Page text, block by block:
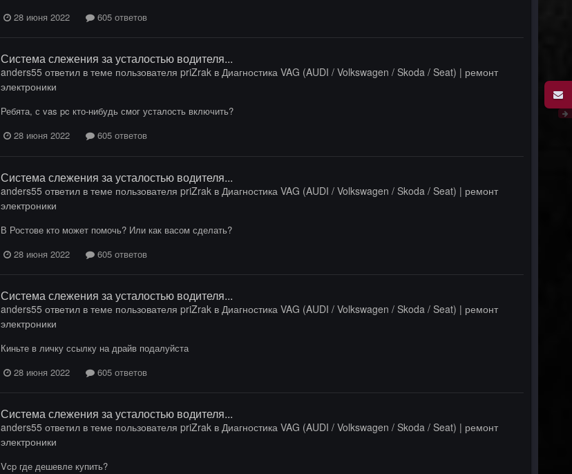
28 июня 2022
605 ответов
Система слежения за усталостью водителя...
anders55 ответил в теме пользователя priZrakв Диагностика VAG (AUDI / Volkswagen / Skoda / Seat) | ремонт
электроники
Ребята, с vas pc кто-нибудь смог усталость включить?
28 июня 2022
605 ответов
Система слежения за усталостью водителя...
anders55 ответил в теме пользователя priZrakв Диагностика VAG (AUDI / Volkswagen / Skoda / Seat) | ремонт
электроники
В Ростове кто может помочь? Или как васом сделать?
28 июня 2022
605 ответов
Система слежения за усталостью водителя...
anders55 ответил в теме пользователя priZrakв Диагностика VAG (AUDI / Volkswagen / Skoda / Seat) | ремонт
электроники
Киньте в личку ссылку на драйв подалуйста
28 июня 2022
605 ответов
Система слежения за усталостью водителя...
anders55 ответил в теме пользователя priZrakв Диагностика VAG (AUDI / Volkswagen / Skoda / Seat) | ремонт
электроники
Vcp где дешевле купить?